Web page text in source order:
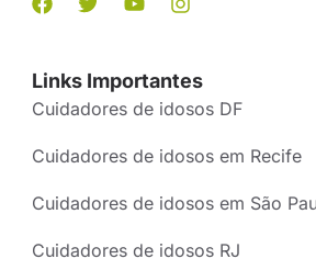
Links Importantes
Cuidadores de idosos DF
Cuidadores de idosos em Recife
Cuidadores de idosos em São
Cuidadores de idosos RJ